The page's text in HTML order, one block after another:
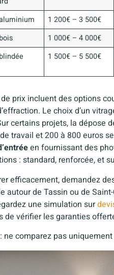
1 200€ – 3 500€
1 000€ – 4 000€
1 500€ – 5 500€
prix incluent des options
Le choix d’un
certains projets, la dépose
travail et 200 à 800 euros
en fournissant des
: standard, renforcée, et
efficacement, demandez
autour de Tassin ou de
une simulation sur
de vérifier les garanties
: ne comparez pas